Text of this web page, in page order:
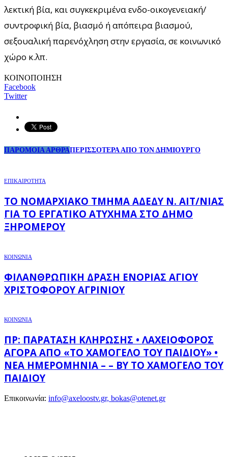
λεκτική βία, και συγκεκριμένα ενδο-οικογενειακή/
συντροφική βία, βιασμό ή απόπειρα βιασμού,
σεξουαλική παρενόχληση στην εργασία, σε κοινωνικό
χώρο κ.λπ.
ΚΟΙΝΟΠΟΙΗΣΗ
Facebook
Twitter
ΠΑΡΟΜΟΙΑ ΑΡΘΡΑΠΕΡΙΣΣΟΤΕΡΑ ΑΠΟ ΤΟΝ ΔΗΜΙΟΥΡΓΟ
ΕΠΙΚΑΙΡΟΤΗΤΑ
ΤΟ ΝΟΜΑΡΧΙΑΚΌ ΤΜΉΜΑ ΑΔΕΔΥ Ν. ΑΙΤ/ΝΊΑΣ
ΓΙΑ ΤΟ ΕΡΓΑΤΙΚΌ ΑΤΎΧΗΜΑ ΣΤΟ ΔΉΜΟ
ΞΗΡΟΜΈΡΟΥ
ΚΟΙΝΩΝΙΑ
ΦΙΛΑΝΘΡΩΠΙΚΉ ΔΡΆΣΗ ΕΝΟΡΊΑΣ ΑΓΊΟΥ
ΧΡΙΣΤΟΦΌΡΟΥ ΑΓΡΙΝΊΟΥ
ΚΟΙΝΩΝΙΑ
ΠΡ: ΠΑΡΆΤΑΣΗ ΚΛΉΡΩΣΗΣ • ΛΑΧΕΙΟΦΌΡΟΣ
ΑΓΟΡΆ ΑΠΌ «ΤΟ ΧΑΜΌΓΕΛΟ ΤΟΥ ΠΑΙΔΙΟΎ» •
ΝΈΑ ΗΜΕΡΟΜΗΝΊΑ – – BY ΤΟ ΧΑΜΌΓΕΛΟ ΤΟΥ
ΠΑΙΔΙΟΎ
Επικοινωνία: info@axeloostv.gr, bokas@otenet.gr